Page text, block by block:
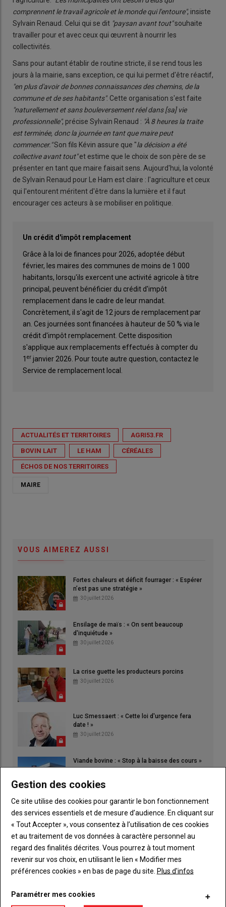
comprennent le travail agricole et le monde qui l'entoure", insiste
Sylvain Renaud. Celui qui se dit "paysan avant tout"souhaite
travailler pour et avec ceux qui œuvrent à nourrir les
collectivités.
Sans pour autant établir de routine stricte, il se rend tous les
jours à la mairie, sans exception, ce qui lui permet d'être réactif,
"en plus d'avoir de bonnes connaissances des chemins, de la
commune et de ses habitants". Cette organisation s'est faite
"naturellement et sans bouleversement réel dans [sa] vie
professionnelle", précise Sylvain Renaud : "À 8 heures la traite
est terminée, donc la journée en tant que maire peut
commencer."Son fils Kévin assure que "la décision a été
collective avant tout"et estime que le choix de son père de se
présenter en tant que maire faisait sens. Aujourd'hui, la volonté
de Sylvain Renaud pour Le Ham est claire : l'agriculture et ceux
qui l'entourent méritent d'être dans la lumière et il faut
encourager ces acteurs à se mobiliser en politique.
Un crédit d'impôt remplacement
Grâce à la loi de finances pour 2026, adoptée début
février, les maires des communes de moins de 1 000
habitants, lorsqu'ils exercent une activité agricole à titre
principal, peuvent bénéficier du crédit d'impôt
remplacement dans le cadre de leur mandat.
Concrètement, il s'agit de 12 jours de remplacement par
an. Ces journées sont financées à hauteur de 50 % via le
crédit d'impôt remplacement. Cette disposition
s'applique aux remplacements effectués à compter du
1 er janvier 2026. Pour toute autre question, contactez le
Service de remplacement local.
ACTUALITÉS ET TERRITOIRES AGRI53.FR
BOVIN LAIT LE HAM CÉRÉALES
ÉCHOS DE NOS TERRITOIRES
MAIRE
VOUS AIMEREZ AUSSI
Fortes chaleurs et déficit fourrager : « Espérer
n’est pas une stratégie »
30 juillet 2026
Ensilage de maïs : « On sent beaucoup
d'inquiétude »
30 juillet 2026
La crise guette les producteurs porcins
30 juillet 2026
Luc Smessaert : « Cette loi d'urgence fera
date ! »
30 juillet 2026
Viande bovine : « Stop à la baisse des cours »
Gestion des cookies
Ce site utilise des cookies pour garantir le bon fonctionnement
des services essentiels et de mesure d’audience. En cliquant sur
« Tout Accepter », vous consentez à l’utilisation de ces cookies
et au traitement de vos données à caractère personnel au
regard des finalités décrites. Vous pourrez à tout moment
revenir sur vos choix, en utilisant le lien « Modifier mes
préférences cookies » en bas de page du site. Plus d'infos
Paramétrer mes cookies